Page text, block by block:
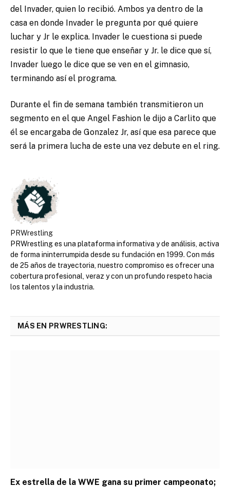
del Invader, quien lo recibió. Ambos ya dentro de la
casa en donde Invader le pregunta por qué quiere
luchar y Jr le explica. Invader le cuestiona si puede
resistir lo que le tiene que enseñar y Jr. le dice que sí,
Invader luego le dice que se ven en el gimnasio,
terminando así el programa.
Durante el fin de semana también transmitieron un
segmento en el que Angel Fashion le dijo a Carlito que
él se encargaba de Gonzalez Jr, así que esa parece que
será la primera lucha de este una vez debute en el ring.
PRWrestling
PRWrestling es una plataforma informativa y de análisis, activa
de forma ininterrumpida desde su fundación en 1999. Con más
de 25 años de trayectoria, nuestro compromiso es ofrecer una
cobertura profesional, veraz y con un profundo respeto hacia
los talentos y la industria.
MÁS EN PRWRESTLING:
Ex estrella de la WWE gana su primer campeonato;